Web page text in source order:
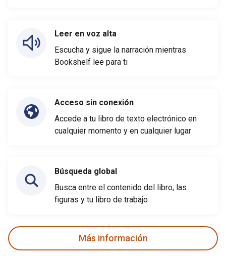
Leer en voz alta
Escucha y sigue la narración mientras
Bookshelf lee para ti
Acceso sin conexión
Accede a tu libro de texto electrónico en
cualquier momento y en cualquier lugar
Búsqueda global
Busca entre el contenido del libro, las
figuras y tu libro de trabajo
Más información